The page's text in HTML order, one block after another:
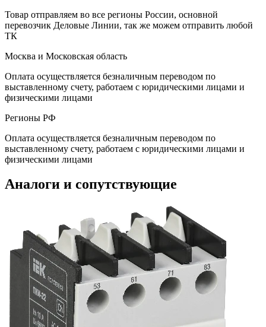
Товар отправляем во все регионы России, основной
перевозчик Деловые Линии, так же можем отправить любой
ТК
Москва и Московская область
Оплата осуществляется безналичным переводом по
выставленному счету, работаем с юридическими лицами и
физическими лицами
Регионы РФ
Оплата осуществляется безналичным переводом по
выставленному счету, работаем с юридическими лицами и
физическими лицами
Аналоги и сопутствующие